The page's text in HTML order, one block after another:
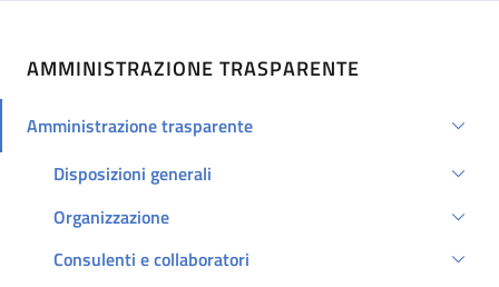
AMMINISTRAZIONE TRASPARENTE
Amministrazione trasparente
Attivo
Disposizioni generali
Organizzazione
Consulenti e collaboratori